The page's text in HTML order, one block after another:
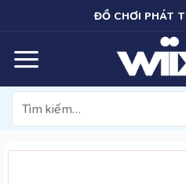
nội
dung
ĐỒ CHƠI PHÁT
Tìm
kiếm: